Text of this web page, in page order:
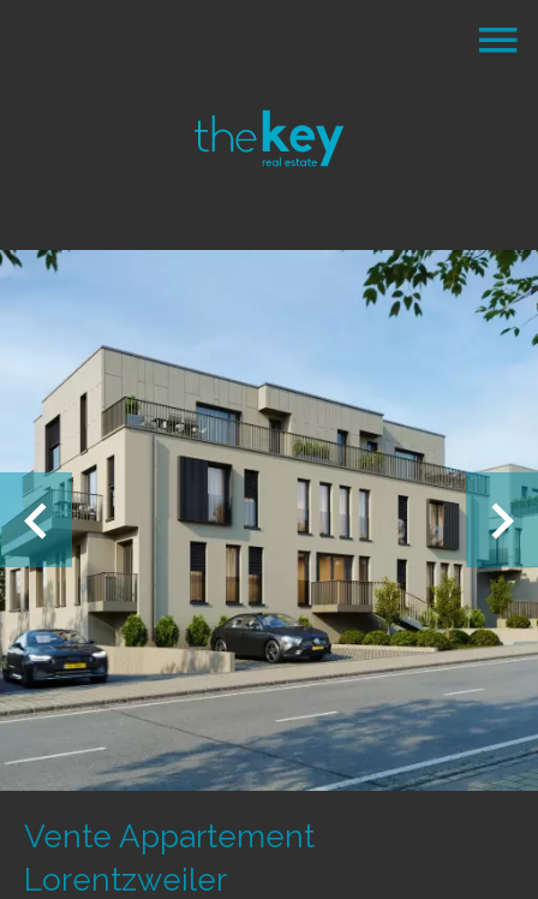
Vente Appartement
Lorentzweiler